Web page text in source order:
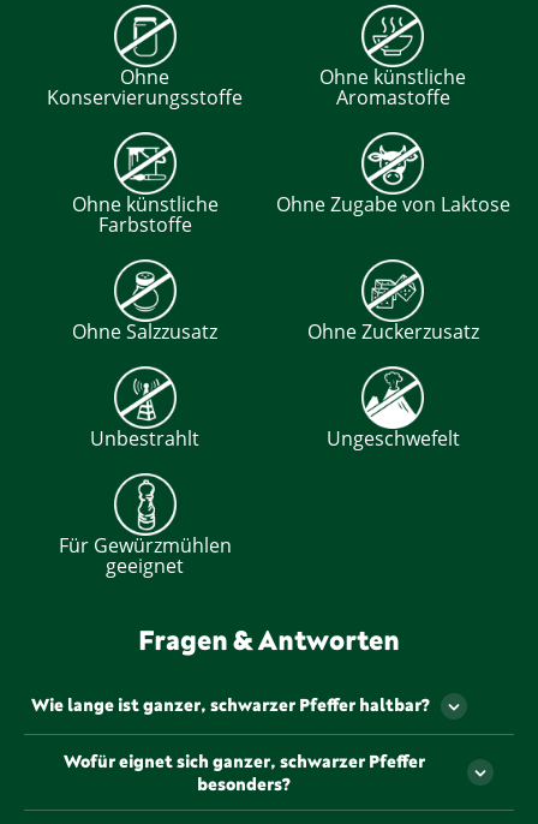
Ohne
Konservierungsstoffe
Ohne künstliche
Aromastoffe
Ohne künstliche
Farbstoffe
Ohne Zugabe von Laktose
Ohne Salzzusatz Ohne Zuckerzusatz
Unbestrahlt Ungeschwefelt
Für Gewürzmühlen
geeignet
Fragen & Antworten
Wie lange ist ganzer, schwarzer Pfeffer haltbar?
Lagerung bis zu 3 Jahre haltbar bleiben. Um das
Aroma optimal zu bewahren, sollte er in einem
Wofür eignet sich ganzer, schwarzer Pfeffer
besonders?